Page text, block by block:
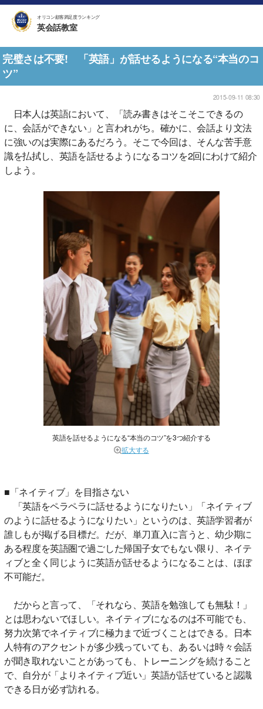
オリコン顧客満足度ランキング
英会話教室
完璧さは不要! 「英語」が話せるようになる“本当のコ
ツ”
2015-09-11 08:30
日本人は英語において、「読み書きはそこそこできるの
に、会話ができない」と言われがち。確かに、会話より文法
に強いのは実際にあるだろう。そこで今回は、そんな苦手意
識を払拭し、英語を話せるようになるコツを2回にわけて紹介
しよう。
英語を話せるようになる“本当のコツ”を3つ紹介する
拡大する
■「ネイティブ」を目指さない
「英語をペラペラに話せるようになりたい」「ネイティブ
のように話せるようになりたい」というのは、英語学習者が
誰しもが掲げる目標だ。だが、単刀直入に言うと、幼少期に
ある程度を英語圏で過ごした帰国子女でもない限り、ネイテ
ィブと全く同じように英語が話せるようになることは、ほぼ
不可能だ。
だからと言って、「それなら、英語を勉強しても無駄！」
とは思わないでほしい。ネイティブになるのは不可能でも、
努力次第でネイティブに極力まで近づくことはできる。日本
人特有のアクセントが多少残っていても、あるいは時々会話
が聞き取れないことがあっても、トレーニングを続けること
で、自分が「よりネイティブ近い」英語が話せていると認識
できる日が必ず訪れる。